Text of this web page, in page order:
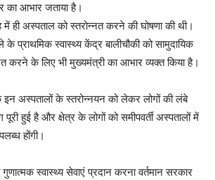
का आभार जताया है।
में ही अस्पताल को स्तरोन्नत करने की घोषणा की थी।
के प्राथमिक स्वास्थ्य केंद्र बालीचौकी को सामुदायिक
करने के लिए भी मुख्यमंत्री का आभार व्यक्त किया है।
इन अस्पतालों के स्तरोन्नयन को लेकर लोगों की लंबे
हुई है और क्षेत्र के लोगों को समीपवर्ती अस्पतालों में
होंगी।
स्वास्थ्य सेवाएं प्रदान करना वर्तमान सरकार